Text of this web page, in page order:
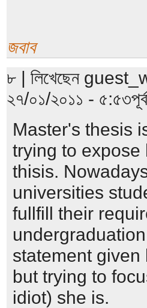
জবাব
৮ | লিখেছেন
২৭/০১/২০১১ -
Master's thesis
trying to
thisis.
universities
fullfill their
statement
but trying to
idiot) she is.